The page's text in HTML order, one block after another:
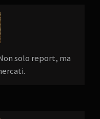
solo report, ma